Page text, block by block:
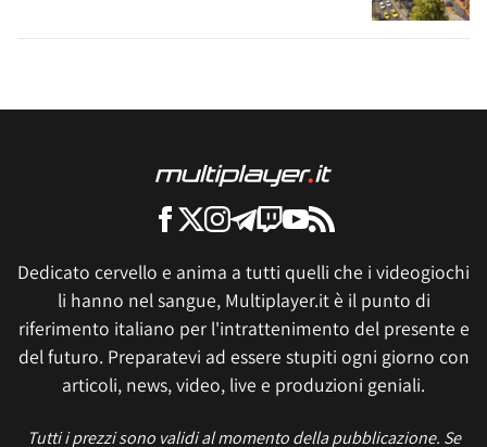
Dedicato cervello e anima a tutti quelli che i videogiochi
li hanno nel sangue, Multiplayer.it è il punto di
riferimento italiano per l'intrattenimento del presente e
del futuro. Preparatevi ad essere stupiti ogni giorno con
articoli, news, video, live e produzioni geniali.
Tutti i prezzi sono validi al momento della pubblicazione. Se